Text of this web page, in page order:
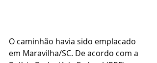
O caminhão havia sido emplacado
em Maravilha/SC. De acordo com a